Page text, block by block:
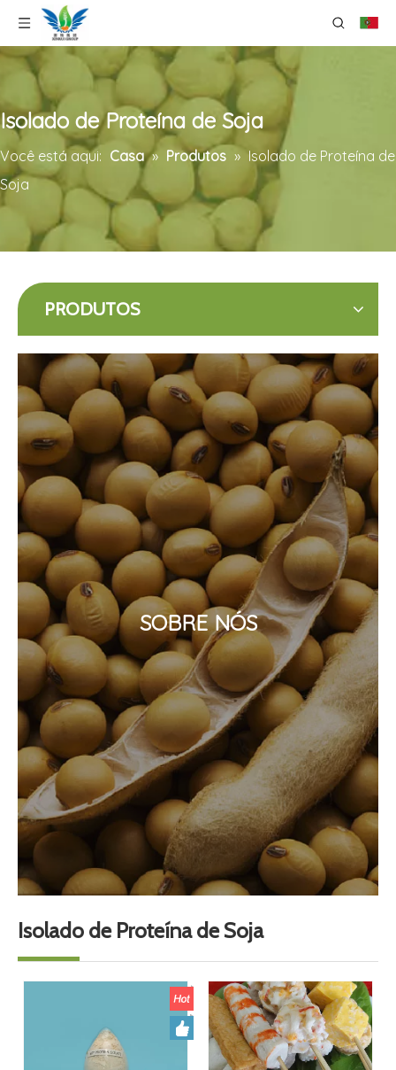
Isolado de Proteína de Soja
Você está aqui: Casa » Produtos » Isolado de Proteína de
Soja
PRODUTOS
SOBRE NÓS
Isolado de Proteína de Soja